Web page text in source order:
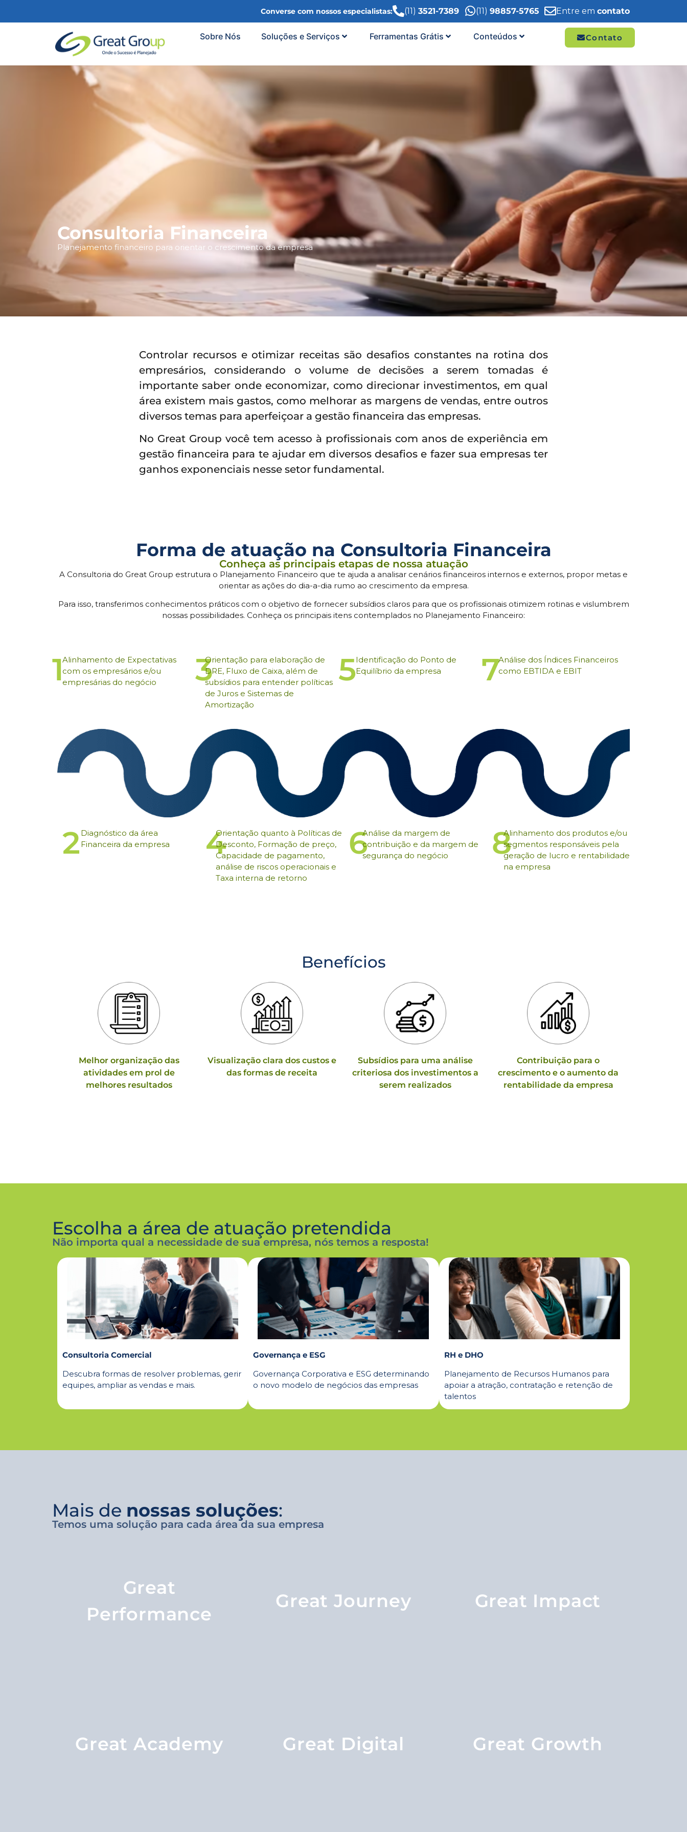
Converse com nossos especialistas: (11) 3521-7389 (11) 98857-5765 Entre em contato
Sobre Nós Soluções e Serviços Ferramentas Grátis Conteúdos Contato
Consultoria Financeira
Planejamento financeiro para orientar o crescimento da empresa
Controlar recursos e otimizar receitas são desafios constantes na rotina dos
empresários, considerando o volume de decisões a serem tomadas é
importante saber onde economizar, como direcionar investimentos, em qual
área existem mais gastos, como melhorar as margens de vendas, entre outros
diversos temas para aperfeiçoar a gestão financeira das empresas.
No Great Group você tem acesso à profissionais com anos de experiência em
gestão financeira para te ajudar em diversos desafios e fazer sua empresas ter
ganhos exponenciais nesse setor fundamental.
Forma de atuação na Consultoria Financeira
Conheça as principais etapas de nossa atuação
A Consultoria do Great Group estrutura o Planejamento Financeiro que te ajuda a analisar cenários financeiros internos e externos, propor metas e
orientar as ações do dia-a-dia rumo ao crescimento da empresa.
Para isso, transferimos conhecimentos práticos com o objetivo de fornecer subsídios claros para que os profissionais otimizem rotinas e vislumbrem
nossas possibilidades. Conheça os principais itens contemplados no Planejamento Financeiro:
1Alinhamento de Expectativas
com os empresários e/ou
empresárias do negócio
3Orientação para elaboração de
DRE, Fluxo de Caixa, além de
subsídios para entender políticas
de Juros e Sistemas de
Amortização
5Identificação do Ponto de
Equilíbrio da empresa
7Análise dos Índices Financeiros
como EBTIDA e EBIT
2 Diagnóstico da área
Financeira da empresa 4Orientação quanto à Políticas de
Desconto, Formação de preço,
Capacidade de pagamento,
análise de riscos operacionais e
Taxa interna de retorno
6Análise da margem de
contribuição e da margem de
segurança do negócio
8Alinhamento dos produtos e/ou
segmentos responsáveis pela
geração de lucro e rentabilidade
na empresa
Benefícios
Melhor organização das
atividades em prol de
melhores resultados
Visualização clara dos custos e
das formas de receita
Subsídios para uma análise
criteriosa dos investimentos a
serem realizados
Contribuição para o
crescimento e o aumento da
rentabilidade da empresa
Escolha a área de atuação pretendida
Não importa qual a necessidade de sua empresa, nós temos a resposta!
Consultoria Comercial
Descubra formas de resolver problemas, gerir
equipes, ampliar as vendas e mais.
Governança e ESG
Governança Corporativa e ESG determinando
o novo modelo de negócios das empresas
RH e DHO
Planejamento de Recursos Humanos para
apoiar a atração, contratação e retenção de
talentos
Mais de nossas soluções:
Temos uma solução para cada área da sua empresa
Great
Performance
Great Journey Great Impact
Great Academy Great Digital Great Growth